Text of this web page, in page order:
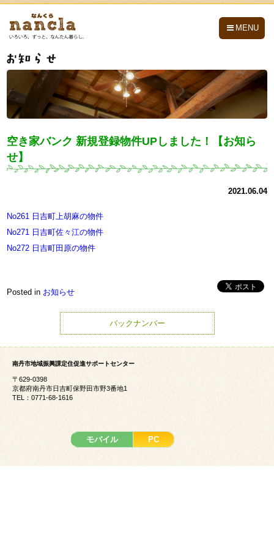
MENU
空き家バンク 新規登録物件UPしました！【お知ら
せ】
2021.06.04
No261 日吉町上胡麻の物件
No271 日吉町佐々江の物件
No272 日吉町田原の物件
Posted in お知らせ
バックナンバー
南丹市地域振興課定住促進サポートセンター
〒629-0398
京都府南丹市日吉町保野田市野3番地1
TEL：0771-68-1616
モバイル PC